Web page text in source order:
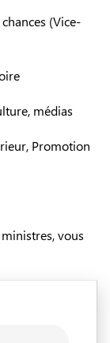
(Vice-
médias
Promotion
vous